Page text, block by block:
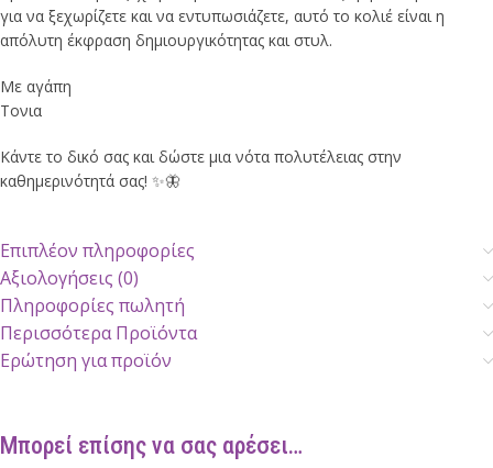
για να ξεχωρίζετε και να εντυπωσιάζετε, αυτό το κολιέ είναι η
απόλυτη έκφραση δημιουργικότητας και στυλ.
Με αγάπη
Τονια
Κάντε το δικό σας και δώστε μια νότα πολυτέλειας στην
καθημερινότητά σας! ✨🦋
Επιπλέον πληροφορίες
Αξιολογήσεις (0)
Πληροφορίες πωλητή
Περισσότερα Προϊόντα
Ερώτηση για προϊόν
Μπορεί επίσης να σας αρέσει…